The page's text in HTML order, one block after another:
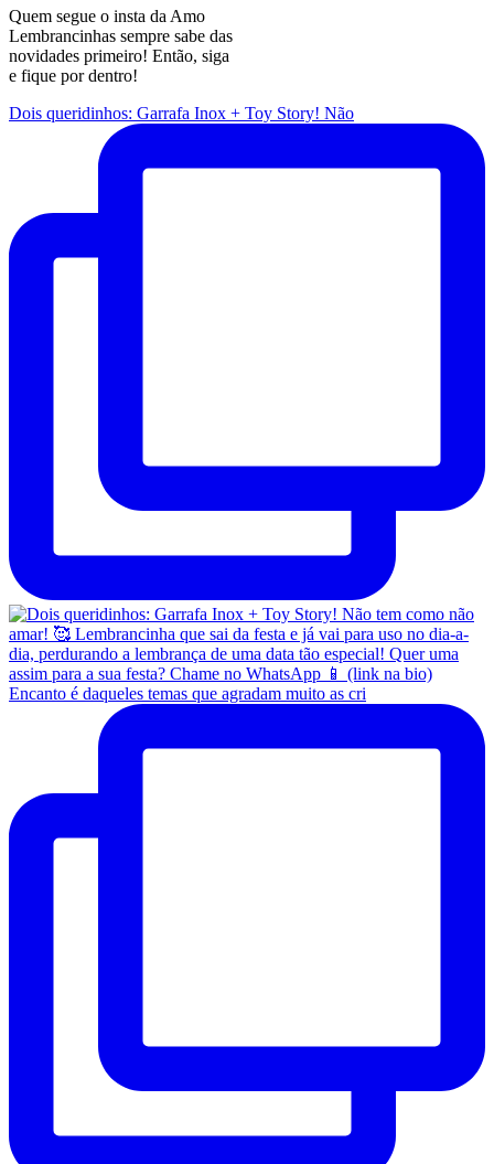
Quem segue o insta da Amo
Lembrancinhas sempre sabe das
novidades primeiro! Então, siga
e fique por dentro!
Dois queridinhos: Garrafa Inox + Toy Story! Não
Encanto é daqueles temas que agradam muito as cri